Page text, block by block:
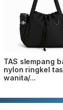
TAS slempang
nylon ringkel
wanita/...